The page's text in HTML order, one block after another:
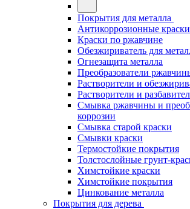
Покрытия для металла
Антикоррозионные краски
Краски по ржавчине
Обезжириватель для
Огнезащита металла
Преобразователи
Растворители и
Растворители и
Смывка ржавчины и
коррозии
Смывка старой краски
Смывки краски
Термостойкие покрытия
Толстослойные грунт-
Химстойкие краски
Химстойкие покрытия
Цинкование металла
Покрытия для дерева